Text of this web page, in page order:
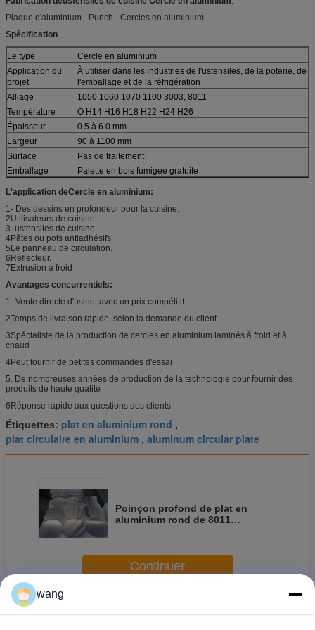
Plaque d'aluminium - Punch - Cercles en aluminium
Spécification
Le type
Cercle en aluminium
Application du
projet
À utiliser dans les industries de l'ustensiles, de la poterie, de
l'emballage et de la réfrigération
Alliage
1050 1060 1070 1100 3003, 8011
Température
O H14 H16 H18 H22 H24 H26
Épaisseur
0.5 à 6.0 mm
Largeur
90 à 1100 mm
Surface
Pas de traitement
Emballage
Palette en bois fumigée gratuite
L'application deCercle en aluminium:
1- Des dessins en profondeur pour la cuisine.
2Utilisateurs de cuisine
3. ustensiles de cuisine
4Pâtes ou pots antiadhésifs
5Le panneau de circulation.
6Réflecteur.
7Extrusion à froid
Avantages concurrentiels:
1- Vente directe d'usine, avec un prix compétitif.
2Temps de livraison rapide, selon la demande du client.
3Spécialiste de la production de cercles en aluminium laminés à froid et à
chaud
4Peut fournir de petites commandes d'essai
5. De nombreuses années de production de la technologie pour fournir des
produits de haute qualité
6Réponse rapide aux questions des clients
Étiquettes: plat en aluminium rond ,
plat circulaire en aluminium , aluminum circular plate
Poinçon profond de plat en
aluminium rond de 8011
Continuer
PlusPlat rond en aluminium
wang